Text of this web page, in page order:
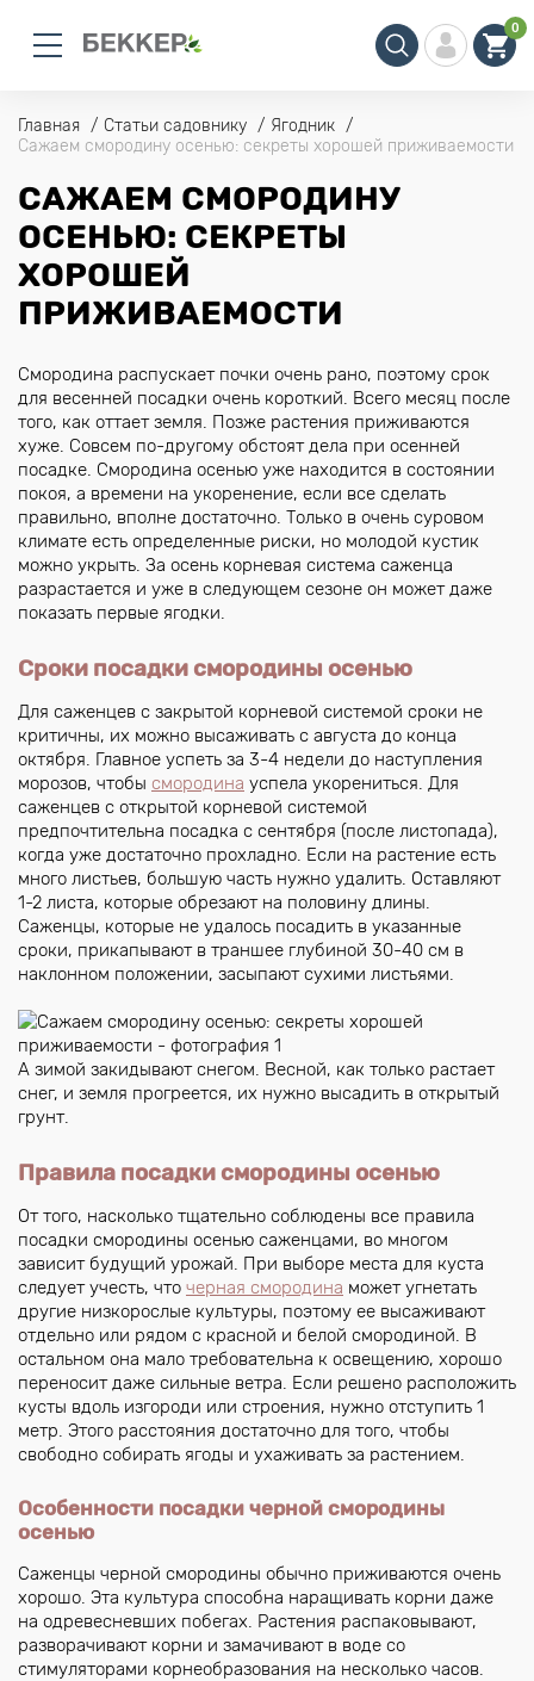
0
Главная Статьи садовнику
Ягодник
Сажаем смородину осенью: секреты хорошей приживаемости
САЖАЕМ СМОРОДИНУ
ОСЕНЬЮ: СЕКРЕТЫ
ХОРОШЕЙ
ПРИЖИВАЕМОСТИ
Смородина распускает почки очень рано, поэтому срок
для весенней посадки очень короткий. Всего месяц после
того, как оттает земля. Позже растения приживаются
хуже. Совсем по-другому обстоят дела при осенней
посадке. Смородина осенью уже находится в состоянии
покоя, а времени на укоренение, если все сделать
правильно, вполне достаточно. Только в очень суровом
климате есть определенные риски, но молодой кустик
можно укрыть. За осень корневая система саженца
разрастается и уже в следующем сезоне он может даже
показать первые ягодки.
Сроки посадки смородины осенью
Для саженцев с закрытой корневой системой сроки не
критичны, их можно высаживать с августа до конца
октября. Главное успеть за 3-4 недели до наступления
морозов, чтобы смородина успела укорениться. Для
саженцев с открытой корневой системой
предпочтительна посадка с сентября (после листопада),
когда уже достаточно прохладно. Если на растение есть
много листьев, большую часть нужно удалить. Оставляют
1-2 листа, которые обрезают на половину длины.
Саженцы, которые не удалось посадить в указанные
сроки, прикапывают в траншее глубиной 30-40 см в
наклонном положении, засыпают сухими листьями.
А зимой закидывают снегом. Весной, как только растает
снег, и земля прогреется, их нужно высадить в открытый
грунт.
Правила посадки смородины осенью
От того, насколько тщательно соблюдены все правила
посадки смородины осенью саженцами, во многом
зависит будущий урожай. При выборе места для куста
следует учесть, что черная смородина может угнетать
другие низкорослые культуры, поэтому ее высаживают
отдельно или рядом с красной и белой смородиной. В
остальном она мало требовательна к освещению, хорошо
переносит даже сильные ветра. Если решено расположить
кусты вдоль изгороди или строения, нужно отступить 1
метр. Этого расстояния достаточно для того, чтобы
свободно собирать ягоды и ухаживать за растением.
Особенности посадки черной смородины
осенью
Саженцы черной смородины обычно приживаются очень
хорошо. Эта культура способна наращивать корни даже
на одревесневших побегах. Растения распаковывают,
разворачивают корни и замачивают в воде со
стимуляторами корнеобразования на несколько часов.